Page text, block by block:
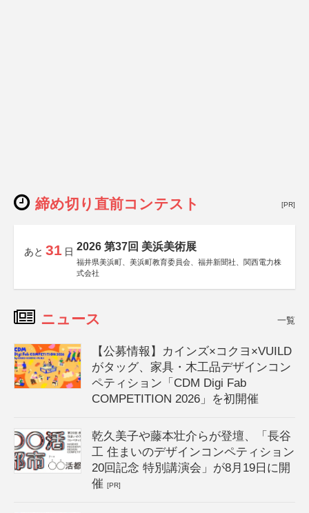
締め切り直前コンテスト [PR]
あと 31 日 2026 第37回 美浜美術展
福井県美浜町、美浜町教育委員会、福井新聞社、関西電力株
式会社
ニュース 一覧
【公募情報】カインズ×コクヨ×VUILD
がタッグ、家具・木工品デザインコン
ペティション「CDM Digi Fab
COMPETITION 2026」を初開催
乾久美子や藤本壮介らが登壇、「長谷
工 住まいのデザインコンペティション
20回記念 特別講演会」が8月19日に開
催[PR]